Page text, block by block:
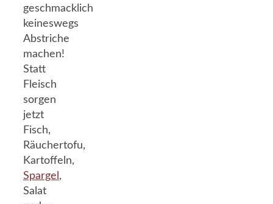
geschmacklich
keineswegs
Abstriche
machen!
Statt
Fleisch
sorgen
jetzt
Fisch,
Räuchertofu,
Kartoffeln,
Spargel ,
Salat